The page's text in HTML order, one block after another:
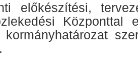
előkészítési,
Központtal